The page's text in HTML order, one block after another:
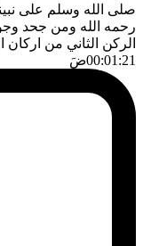
صلى الله وسلم على
رحمه الله ومن جحد
الركن الثاني من
00:01:21ضَ